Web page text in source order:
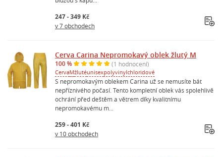
247 - 349 Kč
v 7 obchodech
Cerva Carina Nepromokavý oblek žlutý M
100 % (1 hodnocení)
CervaMžlutéunisexpolyvinylchloridové
S nepromokavým oblekem Carina už se nemusíte bát
nepříznivého počasí. Tento kompletní oblek vás spolehlivě
ochrání před deštěm a větrem díky kvalitnímu
nepromokavému m...
259 - 401 Kč
v 10 obchodech